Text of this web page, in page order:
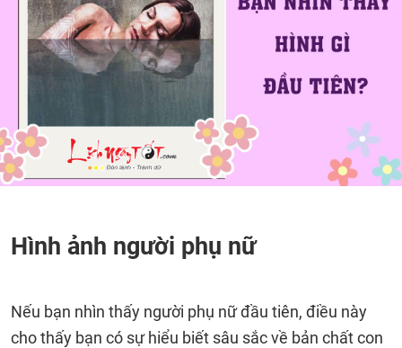
Hình ảnh người phụ nữ
Nếu bạn nhìn thấy người phụ nữ đầu tiên, điều này
cho thấy bạn có sự hiểu biết sâu sắc về bản chất con